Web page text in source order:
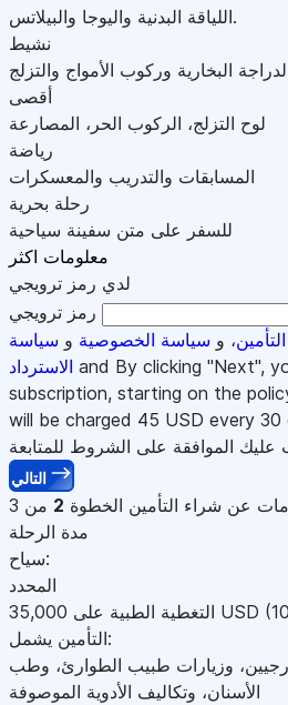
اللياقة البدنية واليوجا والبيلاتس.
نشيط
البخارية وركوب الأمواج والتزلج
أقصى
لوح التزلج، الركوب الحر، المصارعة
رياضة
المسابقات والتدريب والمعسكرات
رحلة بحرية
للسفر على متن سفينة سياحية
معلومات اكثر
لدي رمز ترويجي
رمز ترويجي
، و سياسة الخصوصية و سياسة
الاسترداد and By clicking "Next",
subscription, starting on the
will be charged 45 USD every 30
عليك الموافقة على الشروط للمتابعة
التالي
عن شراء التأمين الخطوة 2 من 3
مدة الرحلة
سياح:
المحدد
التغطية الطبية على 35,000 USD
التأمين يشمل:
وزيارات طبيب الطوارئ، وطب
الأسنان، وتكاليف الأدوية الموصوفة